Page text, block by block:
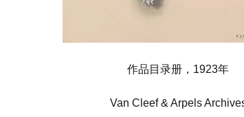
作品目录册，1923年
Van Cleef & Arpels